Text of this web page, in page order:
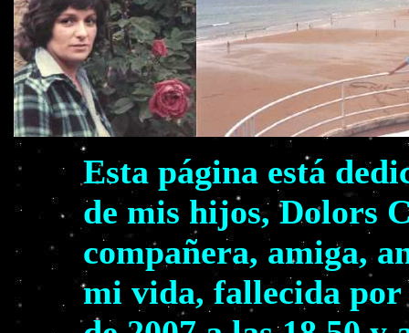
Esta página está
de mis hijos, Dolors
compañera, amiga,
mi vida, fallecida por